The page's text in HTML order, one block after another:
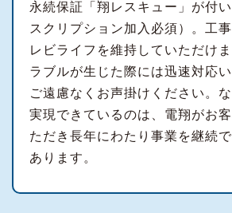
永続保証「翔レスキュー」が付
スクリプション加入必須）。工
レビライフを維持していただけ
ラブルが生じた際には迅速対応い
ご遠慮なくお声掛けください。
実現できているのは、電翔がお
ただき長年にわたり事業を継続
あります。